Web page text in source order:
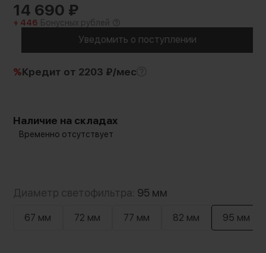
14 690 ₽
+ 446 Бонусных рублей
Уведомить о поступлении
%Кредит от 2203 ₽/мес
Наличие на складах
Временно отсутствует
Диаметр светофильтра: 95 мм
67 мм 72 мм 77 мм 82 мм 95 мм